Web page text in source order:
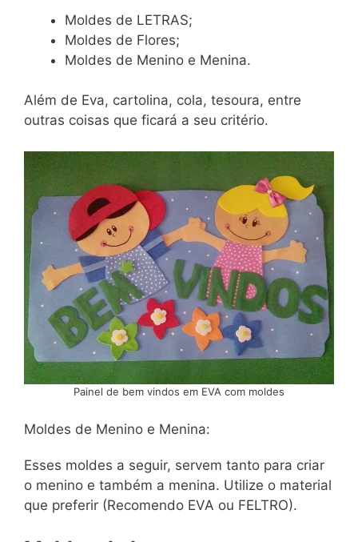
Moldes de LETRAS;
Moldes de Flores;
Moldes de Menino e Menina.
Além de Eva, cartolina, cola, tesoura, entre
outras coisas que ficará a seu critério.
Painel de bem vindos em EVA com moldes
Moldes de Menino e Menina:
Esses moldes a seguir, servem tanto para criar
o menino e também a menina. Utilize o material
que preferir (Recomendo EVA ou FELTRO).